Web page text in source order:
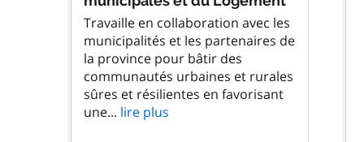
Travaille en collaboration avec les
municipalités et les partenaires de
la province pour bâtir des
communautés urbaines et rurales
sûres et résilientes en favorisant
une... lire plus